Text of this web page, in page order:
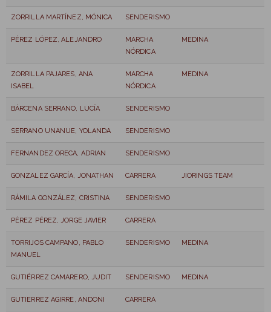
ZORRILLA MARTÍNEZ, MÓNICA SENDERISMO
PÉREZ LÓPEZ, ALEJANDRO
MARCHA
NÓRDICA
MEDINA
ZORRILLA PAJARES, ANA
ISABEL
MARCHA
NÓRDICA
MEDINA
BÁRCENA SERRANO, LUCÍA SENDERISMO
SERRANO UNANUE, YOLANDA SENDERISMO
FERNANDEZ ORECA, ADRIAN SENDERISMO
GONZALEZ GARCÍA, JONATHAN CARRERA JIORINGS TEAM
RÁMILA GONZÁLEZ, CRISTINA SENDERISMO
PÉREZ PÉREZ, JORGE JAVIER CARRERA
TORRIJOS CAMPANO, PABLO
MANUEL
SENDERISMO MEDINA
GUTIÉRREZ CAMARERO, JUDIT SENDERISMO MEDINA
GUTIERREZ AGIRRE, ANDONI CARRERA